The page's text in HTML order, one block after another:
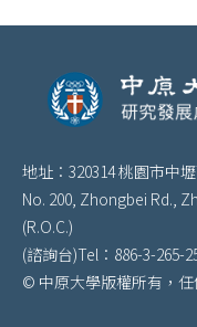
地址：320314 桃園市中
No. 200, Zhongbei Rd.,
(R.O.C.)
(諮詢台)Tel：886-3-265-
© 中原大學版權所有，